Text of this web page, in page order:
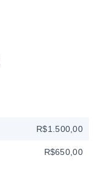
R$1.500,00
R$650,00